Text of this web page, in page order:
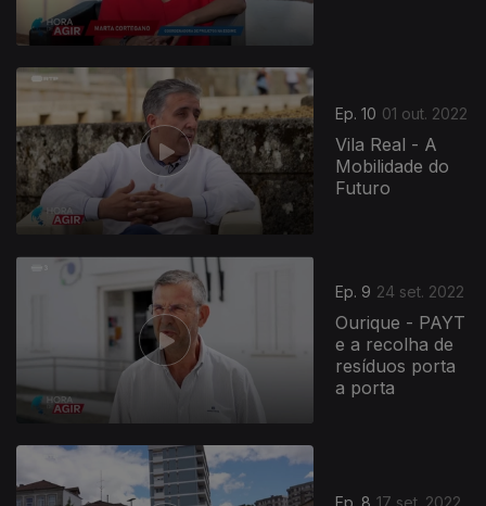
Ep. 10 01 out. 2022
Vila Real - A
Mobilidade do
Futuro
Ep. 9 24 set. 2022
Ourique - PAYT
e a recolha de
resíduos porta
a porta
Ep. 8 17 set. 2022